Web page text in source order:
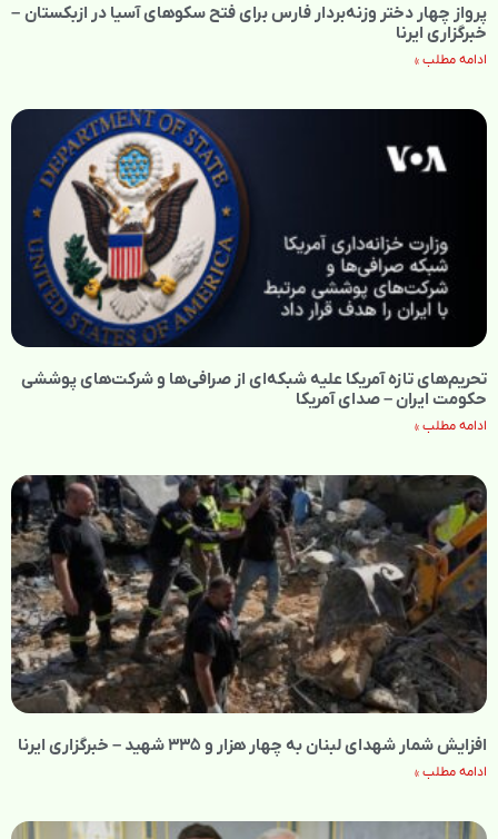
پرواز چهار دختر وزنه‌بردار فارس برای فتح سکوهای آسیا در ازبکستان –
خبرگزاری ایرنا
ادامه مطلب »
تحریم‌های تازه آمریکا علیه شبکه‌ای از صرافی‌ها و شرکت‌های پوششی
حکومت ایران – صدای آمریکا
ادامه مطلب »
افزایش شمار شهدای لبنان به چهار هزار و ۳۳۵ شهید – خبرگزاری ایرنا
ادامه مطلب »